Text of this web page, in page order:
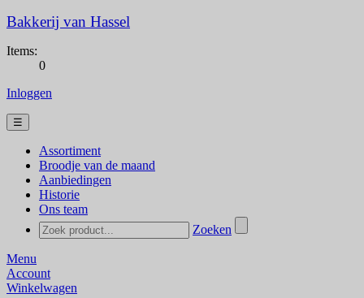
Bakkerij van Hassel
Items:
0
Inloggen
☰
Assortiment
Broodje van de maand
Aanbiedingen
Historie
Ons team
Zoeken
Menu
Account
Winkelwagen